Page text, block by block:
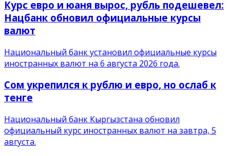
Курс евро и юаня вырос, рубль подешевел:
Нацбанк обновил официальные курсы
валют
Национальный банк установил официальные курсы
иностранных валют на 6 августа 2026 года.
Сом укрепился к рублю и евро, но ослаб к
тенге
Национальный банк Кыргызстана обновил
официальный курс иностранных валют на завтра, 5
августа.